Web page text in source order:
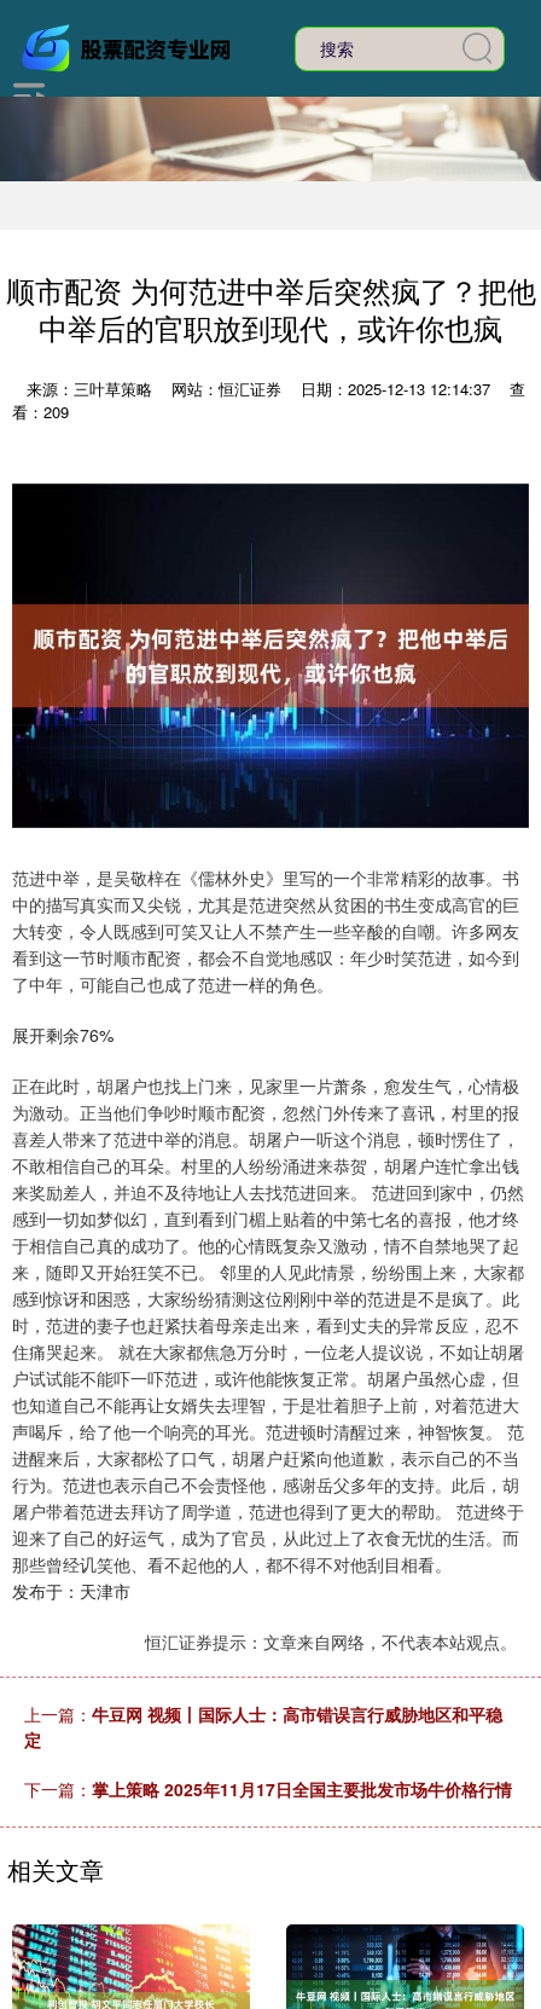
顺市配资 为何范进中举后突然疯了？把他
中举后的官职放到现代，或许你也疯
来源：三叶草策略 网站：恒汇证券 日期：2025-12-13 12:14:37
查
看：209
范进中举，是吴敬梓在《儒林外史》里写的一个非常精彩的故事。书
中的描写真实而又尖锐，尤其是范进突然从贫困的书生变成高官的巨
大转变，令人既感到可笑又让人不禁产生一些辛酸的自嘲。许多网友
看到这一节时顺市配资，都会不自觉地感叹：年少时笑范进，如今到
了中年，可能自己也成了范进一样的角色。
展开剩余76%
正在此时，胡屠户也找上门来，见家里一片萧条，愈发生气，心情极
为激动。正当他们争吵时顺市配资，忽然门外传来了喜讯，村里的报
喜差人带来了范进中举的消息。胡屠户一听这个消息，顿时愣住了，
不敢相信自己的耳朵。村里的人纷纷涌进来恭贺，胡屠户连忙拿出钱
来奖励差人，并迫不及待地让人去找范进回来。 范进回到家中，仍然
感到一切如梦似幻，直到看到门楣上贴着的中第七名的喜报，他才终
于相信自己真的成功了。他的心情既复杂又激动，情不自禁地哭了起
来，随即又开始狂笑不已。 邻里的人见此情景，纷纷围上来，大家都
感到惊讶和困惑，大家纷纷猜测这位刚刚中举的范进是不是疯了。此
时，范进的妻子也赶紧扶着母亲走出来，看到丈夫的异常反应，忍不
住痛哭起来。 就在大家都焦急万分时，一位老人提议说，不如让胡屠
户试试能不能吓一吓范进，或许他能恢复正常。胡屠户虽然心虚，但
也知道自己不能再让女婿失去理智，于是壮着胆子上前，对着范进大
声喝斥，给了他一个响亮的耳光。范进顿时清醒过来，神智恢复。 范
进醒来后，大家都松了口气，胡屠户赶紧向他道歉，表示自己的不当
行为。范进也表示自己不会责怪他，感谢岳父多年的支持。此后，胡
屠户带着范进去拜访了周学道，范进也得到了更大的帮助。 范进终于
迎来了自己的好运气，成为了官员，从此过上了衣食无忧的生活。而
那些曾经讥笑他、看不起他的人，都不得不对他刮目相看。
发布于：天津市
恒汇证券提示：文章来自网络，不代表本站观点。
上一篇： 牛豆网 视频丨国际人士：高市错误言行威胁地区和平稳
定
下一篇： 掌上策略 2025年11月17日全国主要批发市场牛价格行情
相关文章